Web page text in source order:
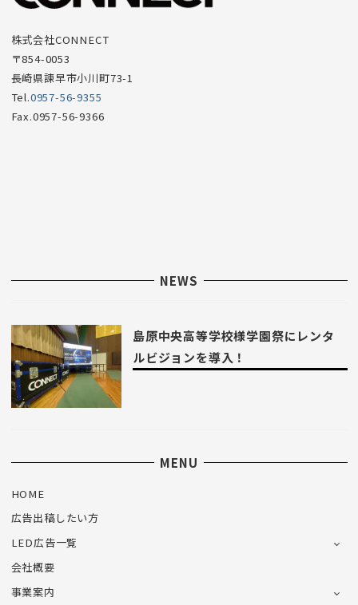
株式会社CONNECT
〒854-0053
長崎県諫早市小川町73-1
Tel.0957-56-9355
Fax.0957-56-9366
NEWS
島原中央高等学校様学園祭にレンタ
ルビジョンを導入！
MENU
HOME
広告出稿したい方
LED広告一覧
会社概要
事業案内